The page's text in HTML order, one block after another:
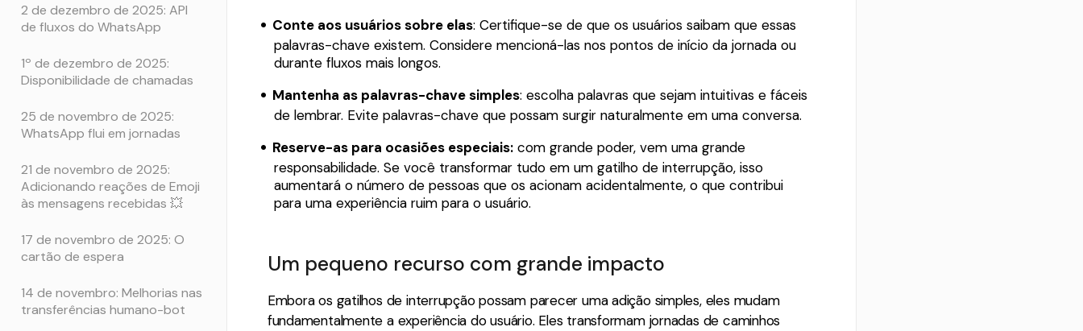
2 de dezembro de 2025: API
de fluxos do WhatsApp
1º de dezembro de 2025:
Disponibilidade de chamadas
25 de novembro de 2025:
WhatsApp flui em jornadas
21 de novembro de 2025:
Adicionando reações de Emoji
às mensagens recebidas 💥
17 de novembro de 2025: O
cartão de espera
14 de novembro: Melhorias nas
transferências humano-bot
Conte aos usuários sobre elas: Certifique-se de que os usuários saibam que essas
palavras-chave existem. Considere mencioná-las nos pontos de início da jornada ou
durante fluxos mais longos.
Mantenha as palavras-chave simples: escolha palavras que sejam intuitivas e fáceis
de lembrar. Evite palavras-chave que possam surgir naturalmente em uma conversa.
Reserve-as para ocasiões especiais: com grande poder, vem uma grande
responsabilidade. Se você transformar tudo em um gatilho de interrupção, isso
aumentará o número de pessoas que os acionam acidentalmente, o que contribui
para uma experiência ruim para o usuário.
Um pequeno recurso com grande impacto
Embora os gatilhos de interrupção possam parecer uma adição simples, eles mudam
fundamentalmente a experiência do usuário. Eles transformam jornadas de caminhos